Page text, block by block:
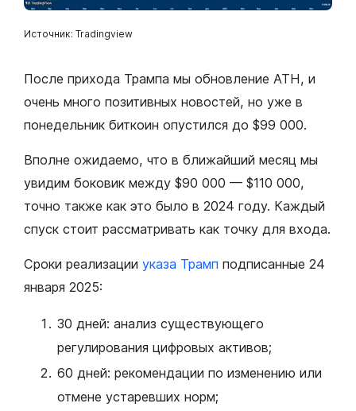
Источник: Tradingview
После прихода Трампа мы обновление ATH, и
очень много позитивных новостей, но уже в
понедельник биткоин опустился до $99 000.
Вполне ожидаемо, что в ближайший месяц мы
увидим боковик между $90 000 — $110 000,
точно также как это было в 2024 году. Каждый
спуск стоит рассматривать как точку для входа.
Сроки реализации указа Трамп подписанные 24
января 2025:
30 дней: анализ существующего
регулирования цифровых активов;
60 дней: рекомендации по изменению или
отмене устаревших норм;